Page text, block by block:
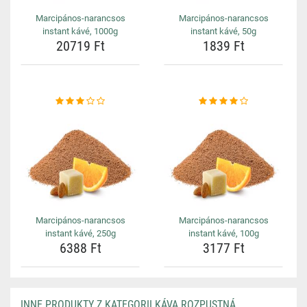
Marcipános-narancsos
instant kávé, 1000g
20719 Ft
Marcipános-narancsos
instant kávé, 50g
1839 Ft
Marcipános-narancsos
instant kávé, 250g
6388 Ft
Marcipános-narancsos
instant kávé, 100g
3177 Ft